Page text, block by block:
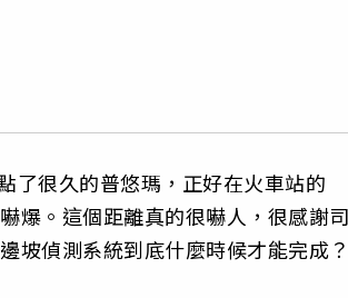
了很久的普悠瑪，正好在火車站的
爆。這個距離真的很嚇人，很感謝
坡偵測系統到底什麼時候才能完成